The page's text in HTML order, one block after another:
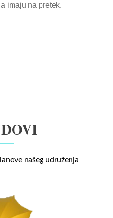
imaju na pretek.
našeg udruženja